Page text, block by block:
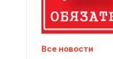
Все новости